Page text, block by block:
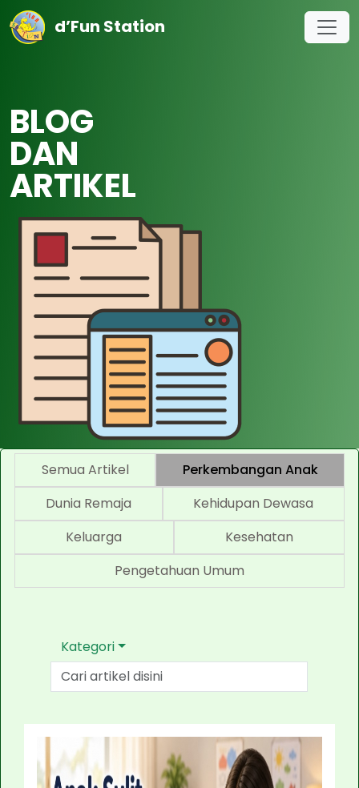
d’Fun Station
BLOG
DAN
ARTIKEL
Semua Artikel
Perkembangan Anak
Dunia Remaja
Kehidupan Dewasa
Keluarga
Kesehatan
Pengetahuan Umum
Kategori